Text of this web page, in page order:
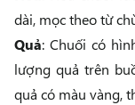
dài, mọc theo từ
Quả: Chuối có
lượng quả trên
quả có màu vàng,